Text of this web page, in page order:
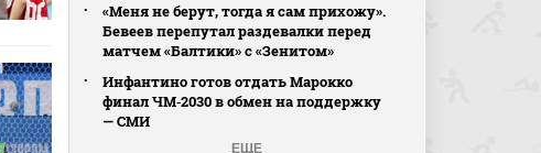
«Меня не берут, тогда я сам прихожу».
Бевеев перепутал раздевалки перед
матчем «Балтики» с «Зенитом»
Инфантино готов отдать Марокко
финал ЧМ‑2030 в обмен на поддержку
— СМИ
ЕЩЕ